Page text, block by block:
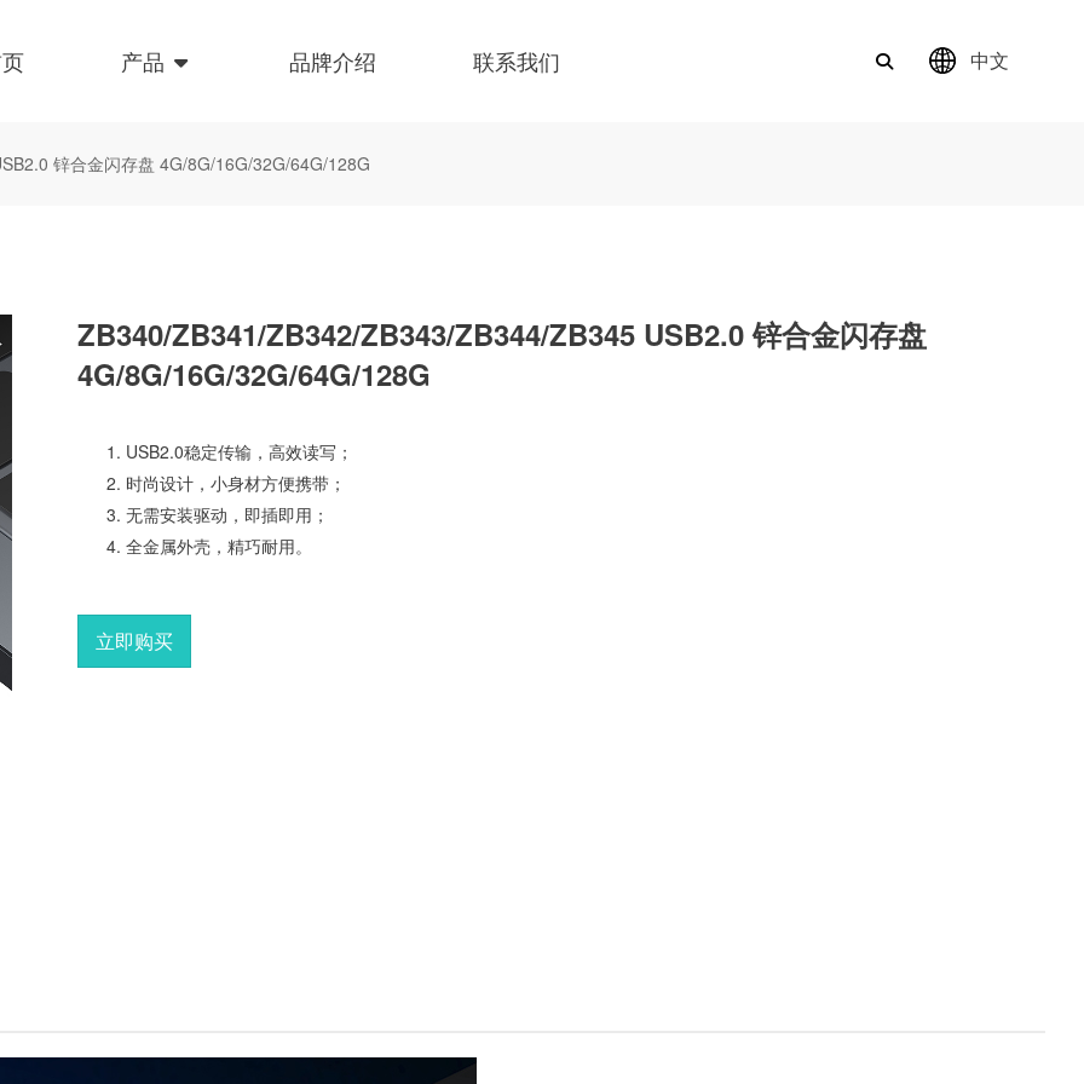
产品 品牌介绍 联系我们 中文
锌合金闪存盘 4G/8G/16G/32G/64G/128G
ZB340/ZB341/ZB342/ZB343/ZB344/ZB345 USB2.0 锌合金闪存盘
4G/8G/16G/32G/64G/128G
USB2.0稳定传输，高效读写；
时尚设计，小身材方便携带；
无需安装驱动，即插即用；
全金属外壳，精巧耐用。
立即购买